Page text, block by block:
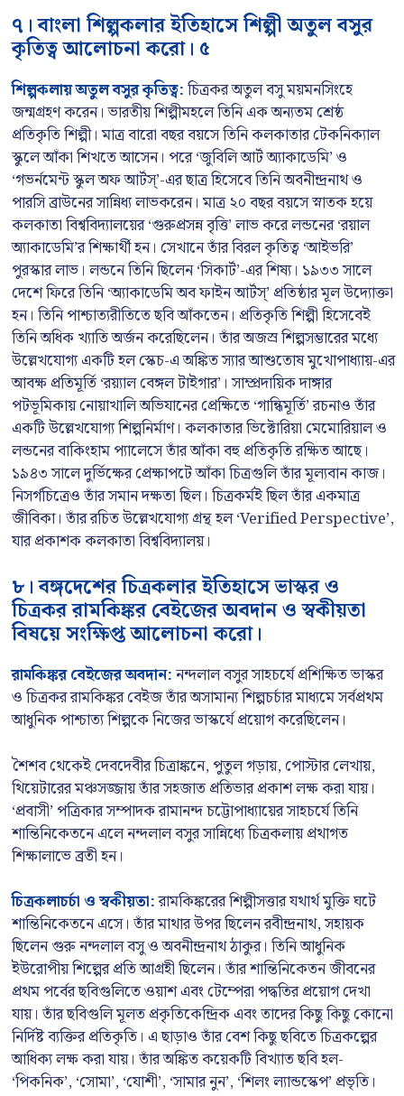
৭। বাংলা শিল্পকলার ইতিহাসে শিল্পী অতুল বসুর
কৃতিত্ব আলোচনা করো। ৫
শিল্পকলায় অতুল বসুর কৃতিত্ব:চিত্রকর অতুল বসু ময়মনসিংহে
জন্মগ্রহণ করেন। ভারতীয় শিল্পীমহলে তিনি এক অন্যতম শ্রেষ্ঠ
প্রতিকৃতি শিল্পী। মাত্র বারো বছর বয়সে তিনি কলকাতার টেকনিক্যাল
স্কুলে আঁকা শিখতে আসেন। পরে ‘জুবিলি আর্ট অ্যাকাডেমি’ ও
‘গভর্নমেন্ট স্কুল অফ আর্টস্’-এর ছাত্র হিসেবে তিনি অবনীন্দ্রনাথ ও
পারসি ব্রাউনের সান্নিধ্য লাভকরেন। মাত্র ২০ বছর বয়সে স্নাতক হয়ে
কলকাতা বিশ্ববিদ্যালয়ের ‘গুরুপ্রসন্ন বৃত্তি’ লাভ করে লন্ডনের ‘রয়াল
অ্যাকাডেমি’র শিক্ষার্থী হন। সেখানে তাঁর বিরল কৃতিত্ব ‘আইভরি’
পুরস্কার লাভ। লন্ডনে তিনি ছিলেন ‘সিকার্ট’-এর শিষ্য। ১৯৩৩ সালে
দেশে ফিরে তিনি ‘অ্যাকাডেমি অব ফাইন আর্টস্’ প্রতিষ্ঠার মূল উদ্যোক্তা
হন। তিনি পাশ্চাত্যরীতিতে ছবি আঁকতেন। প্রতিকৃতি শিল্পী হিসেবেই
তিনি অধিক খ্যাতি অর্জন করেছিলেন। তাঁর অজস্র শিল্পসম্ভারের মধ্যে
উল্লেখযোগ্য একটি হল স্কেচ-এ অঙ্কিত স্যার আশুতোষ মুখোপাধ্যায়-এর
আবক্ষ প্রতিমূর্তি ‘রয়‍্যাল বেঙ্গল টাইগার’। সাম্প্রদায়িক দাঙ্গার
পটভূমিকায় নোয়াখালি অভিযানের প্রেক্ষিতে ‘গান্ধিমূর্তি’ রচনাও তাঁর
একটি উল্লেখযোগ্য শিল্পনির্মাণ। কলকাতার ভিক্টোরিয়া মেমোরিয়াল ও
লন্ডনের বাকিংহাম প্যালেসে তাঁর আঁকা বহু প্রতিকৃতি রক্ষিত আছে।
১৯৪৩ সালে দুর্ভিক্ষের প্রেক্ষাপটে আঁকা চিত্রগুলি তাঁর মূল্যবান কাজ।
নিসর্গচিত্রেও তাঁর সমান দক্ষতা ছিল। চিত্রকর্মই ছিল তাঁর একমাত্র
জীবিকা। তাঁর রচিত উল্লেখযোগ্য গ্রন্থ হল ‘Verified Perspective’,
যার প্রকাশক কলকাতা বিশ্ববিদ্যালয়।
৮। বঙ্গদেশের চিত্রকলার ইতিহাসে ভাস্কর ও
চিত্রকর রামকিঙ্কর বেইজের অবদান ও স্বকীয়তা
বিষয়ে সংক্ষিপ্ত আলোচনা করো।
রামকিঙ্কর বেইজের অবদান:নন্দলাল বসুর সাহচর্যে প্রশিক্ষিত ভাস্কর
ও চিত্রকর রামকিঙ্কর বেইজ তাঁর অসামান্য শিল্পচর্চার মাধ্যমে সর্বপ্রথম
আধুনিক পাশ্চাত্য শিল্পকে নিজের ভাস্কর্যে প্রয়োগ করেছিলেন।
শৈশব থেকেই দেবদেবীর চিত্রাঙ্কনে, পুতুল গড়ায়, পোস্টার লেখায়,
থিয়েটারের মঞ্চসজ্জায় তাঁর সহজাত প্রতিভার প্রকাশ লক্ষ করা যায়।
‘প্রবাসী’ পত্রিকার সম্পাদক রামানন্দ চট্টোপাধ্যায়ের সাহচর্যে তিনি
শান্তিনিকেতনে এলে নন্দলাল বসুর সান্নিধ্যে চিত্রকলায় প্রথাগত
শিক্ষালাভে ব্রতী হন।
চিত্রকলাচর্চা ও স্বকীয়তা:রামকিঙ্করের শিল্পীসত্তার যথার্থ মুক্তি ঘটে
শান্তিনিকেতনে এসে। তাঁর মাথার উপর ছিলেন রবীন্দ্রনাথ, সহায়ক
ছিলেন গুরু নন্দলাল বসু ও অবনীন্দ্রনাথ ঠাকুর। তিনি আধুনিক
ইউরোপীয় শিল্পের প্রতি আগ্রহী ছিলেন। তাঁর শান্তিনিকেতন জীবনের
প্রথম পর্বের ছবিগুলিতে ওয়াশ এবং টেম্পেরা পদ্ধতির প্রয়োগ দেখা
যায়। তাঁর ছবিগুলি মূলত প্রকৃতিকেন্দ্রিক এবং তাদের কিছু কিছু কোনো
নির্দিষ্ট ব্যক্তির প্রতিকৃতি। এ ছাড়াও তাঁর বেশ কিছু ছবিতে চিত্রকল্পের
আধিক্য লক্ষ করা যায়। তাঁর অঙ্কিত কয়েকটি বিখ্যাত ছবি হল-
‘পিকনিক’, ‘সোমা’, ‘যোশী’, ‘সামার নুন’, ‘শিলং ল্যান্ডস্কেপ’ প্রভৃতি।